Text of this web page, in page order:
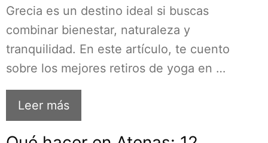
Grecia es un destino ideal si buscas
combinar bienestar, naturaleza y
tranquilidad. En este artículo, te cuento
sobre los mejores retiros de yoga en …
Leer más